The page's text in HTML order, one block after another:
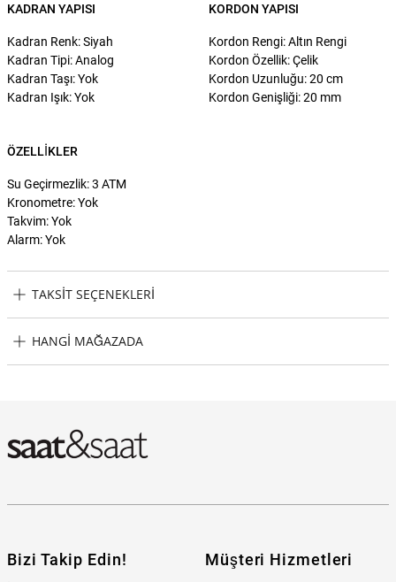
KADRAN YAPISI
Kadran Renk: Siyah
Kadran Tipi: Analog
Kadran Taşı: Yok
Kadran Işık: Yok
KORDON YAPISI
Kordon Rengi: Altın Rengi
Kordon Özellik: Çelik
Kordon Uzunluğu: 20 cm
Kordon Genişliği: 20 mm
ÖZELLIKLER
Su Geçirmezlik: 3 ATM
Kronometre: Yok
Takvim: Yok
Alarm: Yok
TAKSIT SEÇENEKLERI
HANGI MAĞAZADA
Bizi Takip Edin! Müşteri Hizmetleri